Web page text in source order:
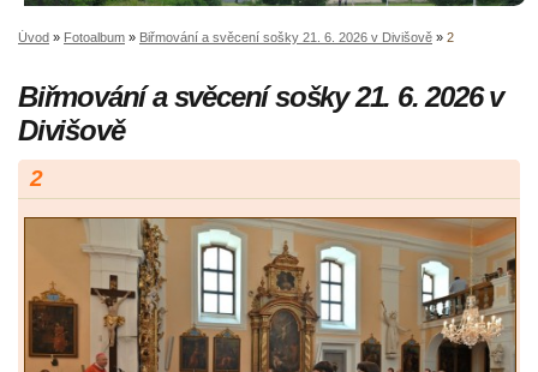
Úvod » Fotoalbum » Biřmování a svěcení sošky 21. 6. 2026 v Divišově » 2
Biřmování a svěcení sošky 21. 6. 2026 v
Divišově
2